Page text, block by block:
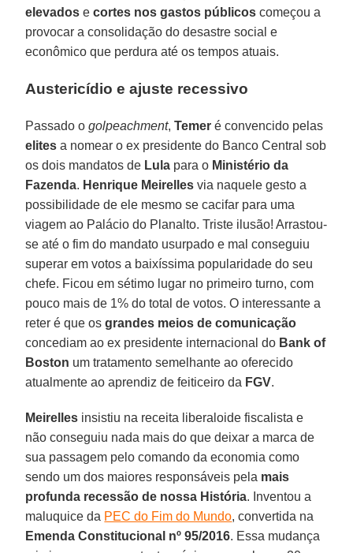
elevados ecortes nos gastos públicos começou a
provocar a consolidação do desastre social e
econômico que perdura até os tempos atuais.
Austericídio e ajuste recessivo
Passado ogolpeachment,Temer é convencido pelas
elites a nomear o ex presidente do Banco Central sob
os dois mandatos de Lula para o Ministério da
Fazenda. Henrique Meirelles via naquele gesto a
possibilidade de ele mesmo se cacifar para uma
viagem ao Palácio do Planalto. Triste ilusão! Arrastou-
se até o fim do mandato usurpado e mal conseguiu
superar em votos a baixíssima popularidade do seu
chefe. Ficou em sétimo lugar no primeiro turno, com
pouco mais de 1% do total de votos. O interessante a
reter é que osgrandes meios de comunicação
concediam ao ex presidente internacional do Bank of
Boston um tratamento semelhante ao oferecido
atualmente ao aprendiz de feiticeiro da FGV.
Meirelles insistiu na receita liberaloide fiscalista e
não conseguiu nada mais do que deixar a marca de
sua passagem pelo comando da economia como
sendo um dos maiores responsáveis pela mais
profunda recessão de nossa História. Inventou a
maluquice da PEC do Fim do Mundo, convertida na
Emenda Constitucional nº 95/2016. Essa mudança